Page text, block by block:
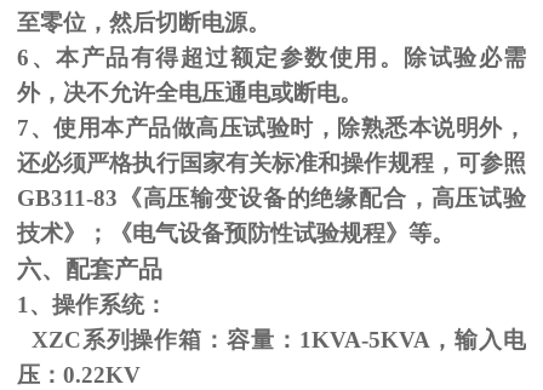
至零位，然后切断电源。
6、本产品有得超过额定参数使用。除试验必需
外，决不允许全电压通电或断电。
7、使用本产品做高压试验时，除熟悉本说明外，
还必须严格执行国家有关标准和操作规程，可参照
GB311-83 《高压输变设备的绝缘配合，高压试验
技术》；《电气设备预防性试验规程》等。
六、配套产品
1、操作系统：
XZC系列操作箱：容量： 1KVA-5KVA ，输入电
压： 0.22KV